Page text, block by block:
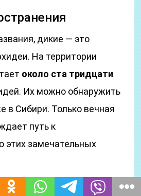
дикие — это
На территории
около ста тридцати
Их можно обнаружить
в Сибири. Только вечная
путь к
этих замечательных